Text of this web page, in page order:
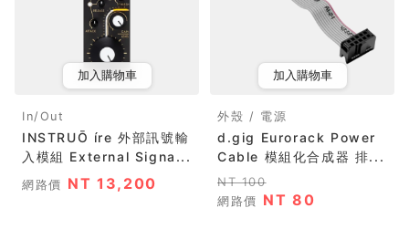
加入購物車
In/Out
INSTRUŌ íre 外部訊號輸
入模組 External Signa...
網路價 NT 13,200
加入購物車
外殼 / 電源
d.gig Eurorack Power
Cable 模組化合成器 排...
NT 100
網路價 NT 80